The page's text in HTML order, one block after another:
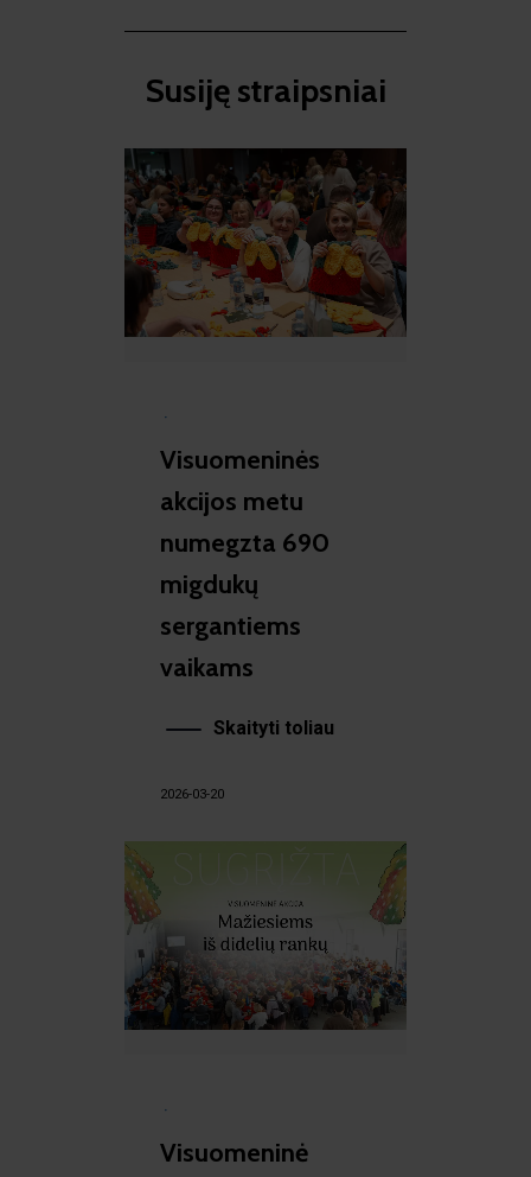
Susiję straipsniai​
·
Visuomeninės
akcijos metu
numegzta 690
migdukų
sergantiems
vaikams
Skaityti toliau
2026-03-20
·
Visuomeninė